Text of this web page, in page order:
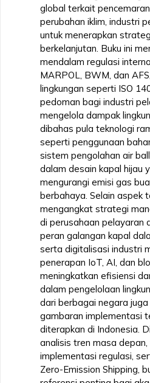
global terkait
perubahan iklim, industri
untuk menerapkan
berkelanjutan. Buku ini
mendalam regulasi
MARPOL, BWM, dan
lingkungan seperti ISO
pedoman bagi industri
mengelola dampak
dibahas pula teknologi
seperti penggunaan
sistem pengolahan air
dalam desain kapal hijau
mengurangi emisi gas
berbahaya. Selain aspek
mengangkat strategi
di perusahaan pelayaran
peran galangan kapal
serta digitalisasi industri
penerapan IoT, AI, dan
meningkatkan efisiensi
dalam pengelolaan
dari berbagai negara
gambaran implementasi
diterapkan di Indonesia.
analisis tren masa
implementasi regulasi,
Zero-Emission Shipping,